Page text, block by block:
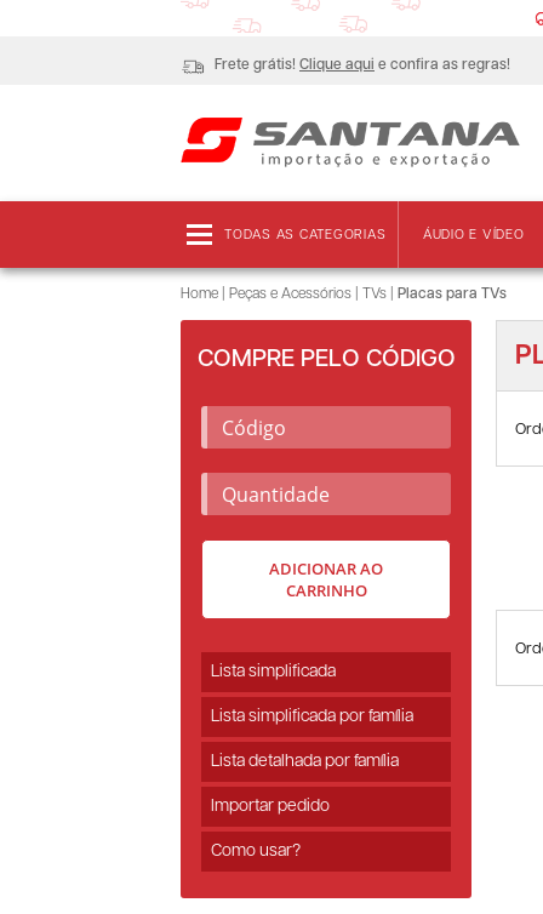
Frete grátis! Clique aqui e confira as regras!
TODAS AS CATEGORIAS ÁUDIO E VÍDEO
Home Peças e Acessórios TVs Placas para TVs
COMPRE PELO CÓDIGO
ADICIONAR AO
CARRINHO
Lista simplificada
Lista simplificada por família
Lista detalhada por família
Importar pedido
Como usar?